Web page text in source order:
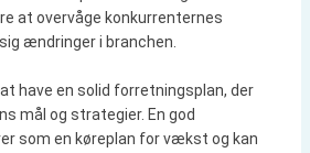
at overvåge konkurrenternes
ændringer i branchen.
have en solid forretningsplan, der
mål og strategier. En god
som en køreplan for vækst og kan